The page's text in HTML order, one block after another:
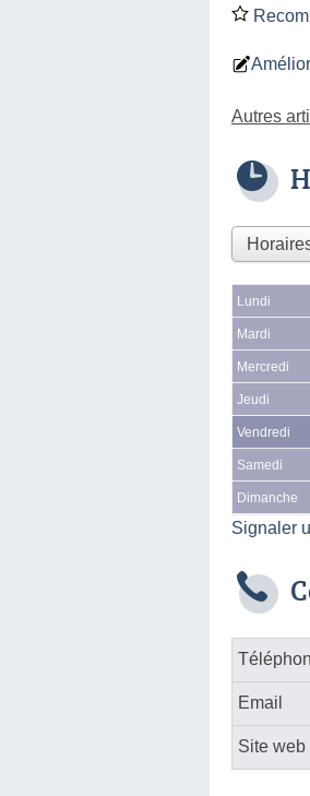
Autres
Lundi
Mardi
Mercredi
Jeudi
Vendredi
Samedi
Dimanche
Signaler
Email
Site web